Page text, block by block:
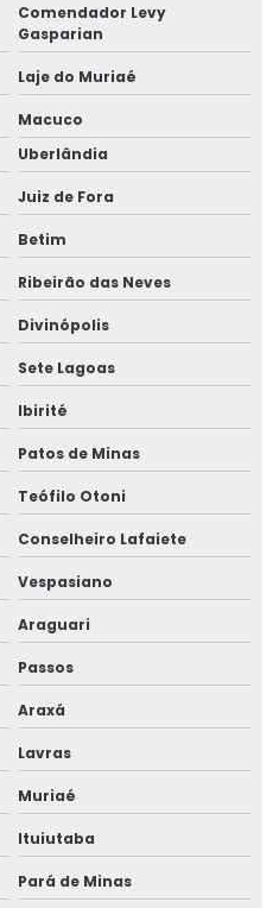
De Barras
Online
Acessíveis
Personalizadas
Metalizado
Personalizados
Em São Paulo
Personalizadas
Quantidades
Personalizadas
Comendador Levy
Gasparian
Laje do Muriaé
Macuco
Uberlândia
Juiz de Fora
Betim
Ribeirão das Neves
Divinópolis
Sete Lagoas
Ibirité
Patos de Minas
Teófilo Otoni
Conselheiro Lafaiete
Vespasiano
Araguari
Passos
Araxá
Lavras
Muriaé
Ituiutaba
Pará de Minas